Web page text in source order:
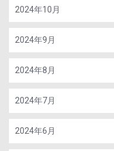
2024年10月
2024年9月
2024年8月
2024年7月
2024年6月